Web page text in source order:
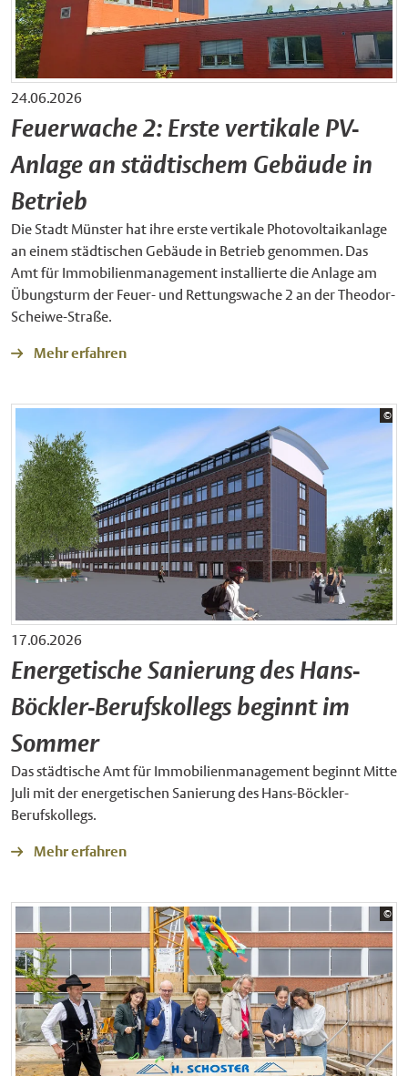
24.06.2026
Feuerwache 2: Erste vertikale PV-
Anlage an städtischem Gebäude in
Betrieb
Die Stadt Münster hat ihre erste vertikale Photovoltaikanlage
an einem städtischen Gebäude in Betrieb genommen. Das
Amt für Immobilienmanagement installierte die Anlage am
Übungsturm der Feuer- und Rettungswache 2 an der Theodor-
Scheiwe-Straße.
Mehr erfahren
©
17.06.2026
Energetische Sanierung des Hans-
Böckler-Berufskollegs beginnt im
Sommer
Das städtische Amt für Immobilienmanagement beginnt Mitte
Juli mit der energetischen Sanierung des Hans-Böckler-
Berufskollegs.
Mehr erfahren
©